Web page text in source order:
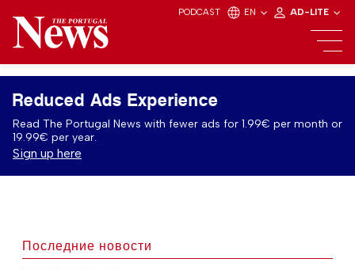
PODCAST EN AD-LITE
Reduced Ads Experience
Read The Portugal News with fewer ads for 1.99€ per month or
19.99€ per year.
Sign up here
Последние новости